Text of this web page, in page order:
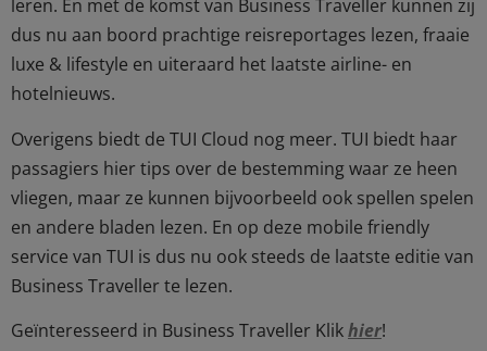
leren. En met de komst van Business Traveller kunnen zij
dus nu aan boord prachtige reisreportages lezen, fraaie
luxe & lifestyle en uiteraard het laatste airline- en
hotelnieuws.
Overigens biedt de TUI Cloud nog meer. TUI biedt haar
passagiers hier tips over de bestemming waar ze heen
vliegen, maar ze kunnen bijvoorbeeld ook spellen spelen
en andere bladen lezen. En op deze mobile friendly
service van TUI is dus nu ook steeds de laatste editie van
Business Traveller te lezen.
Geïnteresseerd in Business Traveller Klikhier!